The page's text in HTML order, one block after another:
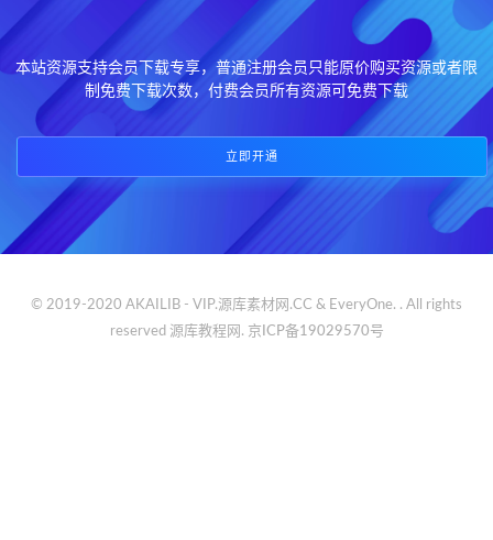
本站资源支持会员下载专享，普通注册会员只能原价购买资源或者限
制免费下载次数，付费会员所有资源可免费下载
立即开通
© 2019-2020 AKAILIB - VIP.源库素材网.CC & EveryOne. . All rights
reserved 源库教程网. 京ICP备19029570号